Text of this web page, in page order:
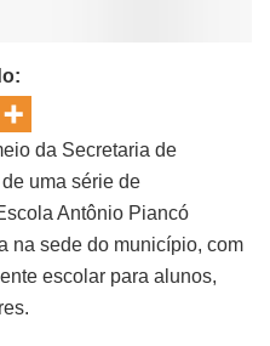
da Secretaria de
uma série de
Antônio Piancó
na sede do município, com
escolar para alunos,